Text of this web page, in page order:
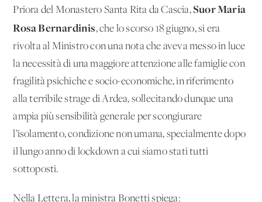
Priora del Monastero Santa Rita da Cascia,Suor Maria
Rosa Bernardinis, che lo scorso 18 giugno, si era
rivolta al Ministro con una nota che aveva messo in luce
la necessità di una maggiore attenzione alle famiglie con
fragilità psichiche e socio-economiche, in riferimento
alla terribile strage di Ardea, sollecitando dunque una
ampia più sensibilità generale per scongiurare
l’isolamento, condizione non umana, specialmente dopo
il lungo anno di lockdown a cui siamo stati tutti
sottoposti.
Nella Lettera, la ministra Bonetti spiega: